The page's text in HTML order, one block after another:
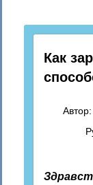
Как
Автор: